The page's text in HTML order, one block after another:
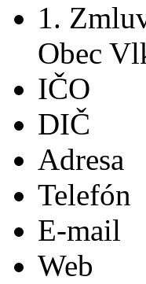
1.
Obec
IČO
DIČ
Adresa
Telefón
E-mail
Web